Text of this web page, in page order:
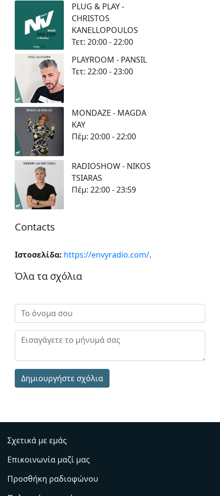
PLUG & PLAY -
CHRISTOS
KANELLOPOULOS
Τετ: 20:00 - 22:00
PLAYROOM - PANSIL
Τετ: 22:00 - 23:00
MONDAZE - MAGDA
KAY
Πέμ: 20:00 - 22:00
RADIOSHOW - NIKOS
TSIARAS
Πέμ: 22:00 - 23:59
Contacts
Ιστοσελίδα: https://envyradio.com/.
Όλα τα σχόλια
Δημιουργήστε σχόλια
Σχετικά με εμάς
Επικοινωνία μαζί μας
Προσθήκη ραδιοφώνου